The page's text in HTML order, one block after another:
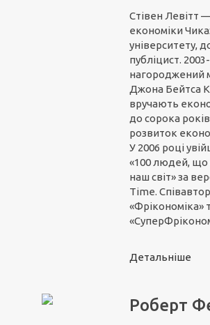
Стівен Левітт
економіки
університету,
публіцист.
нагороджений
Джона Бейтса
вручають
до сорока
розвиток
У 2006 році
«100 людей,
наш світ» за
Time.
«Фрікономіка»
Детальніше
Роберт